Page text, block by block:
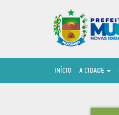
INÍCIO A CIDADE